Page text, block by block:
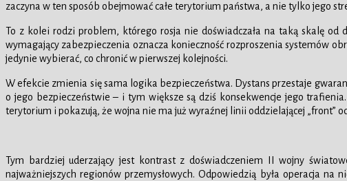
zaczyna w ten sposób obejmować całe terytorium państwa, a nie tylko jego
To z kolei rodzi problem, którego rosja nie doświadczała na taką skalę
wymagający zabezpieczenia oznacza konieczność rozproszenia systemów
jedynie wybierać, co chronić w pierwszej kolejności.
W efekcie zmienia się sama logika bezpieczeństwa. Dystans przestaje
o jego bezpieczeństwie – i tym większe są dziś konsekwencje jego
terytorium i pokazują, że wojna nie ma już wyraźnej linii oddzielającej „front”
Tym bardziej uderzający jest kontrast z doświadczeniem II wojny
najważniejszych regionów przemysłowych. Odpowiedzią była operacja